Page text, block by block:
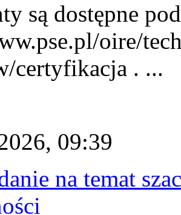
są dostępne
oire/
certyfikacja . ...
09:39
na temat